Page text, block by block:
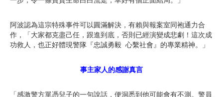
阿波認為這宗特殊事件可以圓滿解決，有賴與報案室同袍通力合
作，「大家都克盡己任，跟進到底，否則已經演變成悲劇！這次成
功救人，也正好體現警隊『忠誠勇毅 心繫社會』的專業精神。」
事主家人的感謝真言
「感激警方單憑兒子的一句說話，便洞悉到他可能會有不測。警員